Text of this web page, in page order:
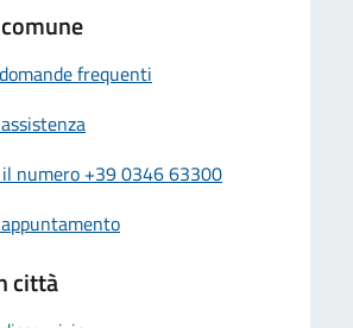
frequenti
il numero +39 0346 63300
città